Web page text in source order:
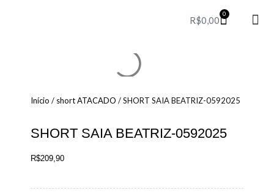
R$0,00
0
Início / short ATACADO / SHORT SAIA BEATRIZ-0592025
SHORT SAIA BEATRIZ-0592025
R$209,90